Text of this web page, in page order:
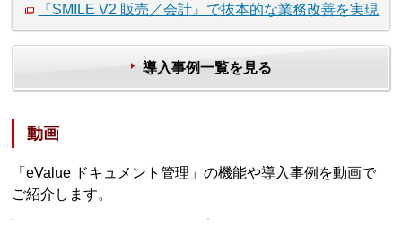
『SMILE V2 販売／会計』で抜本的な業務改善を実現
導入事例一覧を見る
動画
「eValue ドキュメント管理」の機能や導入事例を動画で
ご紹介します。